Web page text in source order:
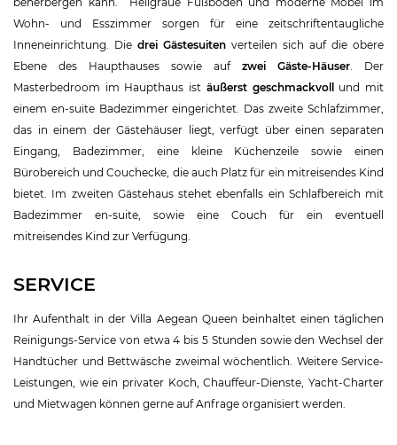
Wohn- und Esszimmer sorgen für eine zeitschriftentaugliche
Inneneinrichtung. Die drei Gästesuiten verteilen sich auf die obere
Ebene des Haupthauses sowie auf zwei Gäste-Häuser . Der
Masterbedroom im Haupthaus ist äußerst geschmackvollund mit
einem en-suite Badezimmer eingerichtet. Das zweite Schlafzimmer,
das in einem der Gästehäuser liegt, verfügt über einen separaten
Eingang, Badezimmer, eine kleine Küchenzeile sowie einen
Bürobereich und Couchecke, die auch Platz für ein mitreisendes Kind
bietet. Im zweiten Gästehaus stehet ebenfalls ein Schlafbereich mit
Badezimmer en-suite, sowie eine Couch für ein eventuell
mitreisendes Kind zur Verfügung.
SERVICE
Ihr Aufenthalt in der Villa Aegean Queen beinhaltet einen täglichen
Reinigungs-Service von etwa 4 bis 5 Stunden sowie den Wechsel der
Handtücher und Bettwäsche zweimal wöchentlich. Weitere Service-
Leistungen, wie ein privater Koch, Chauffeur-Dienste, Yacht-Charter
und Mietwagen können gerne auf Anfrage organisiert werden.